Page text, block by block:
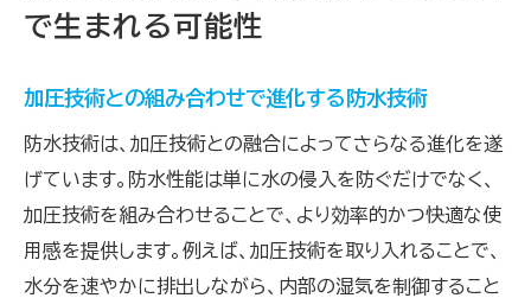
で生まれる可能性
加圧技術との組み合わせで進化する防水技術
防水技術は、加圧技術との融合によってさらなる進化を遂
げています。防水性能は単に水の侵入を防ぐだけでなく、
加圧技術を組み合わせることで、より効率的かつ快適な使
用感を提供します。例えば、加圧技術を取り入れることで、
水分を速やかに排出しながら、内部の湿気を制御すること